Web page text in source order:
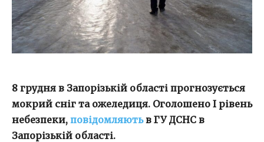
8 грудня в Запорізькій області прогнозується
мокрий сніг та ожеледиця. Оголошено І рівень
небезпеки, повідомляютьв ГУ ДСНС в
Запорізькій області.